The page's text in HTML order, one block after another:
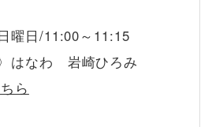
曜日/11:00～11:15
はなわ 岩崎ひろみ
ら